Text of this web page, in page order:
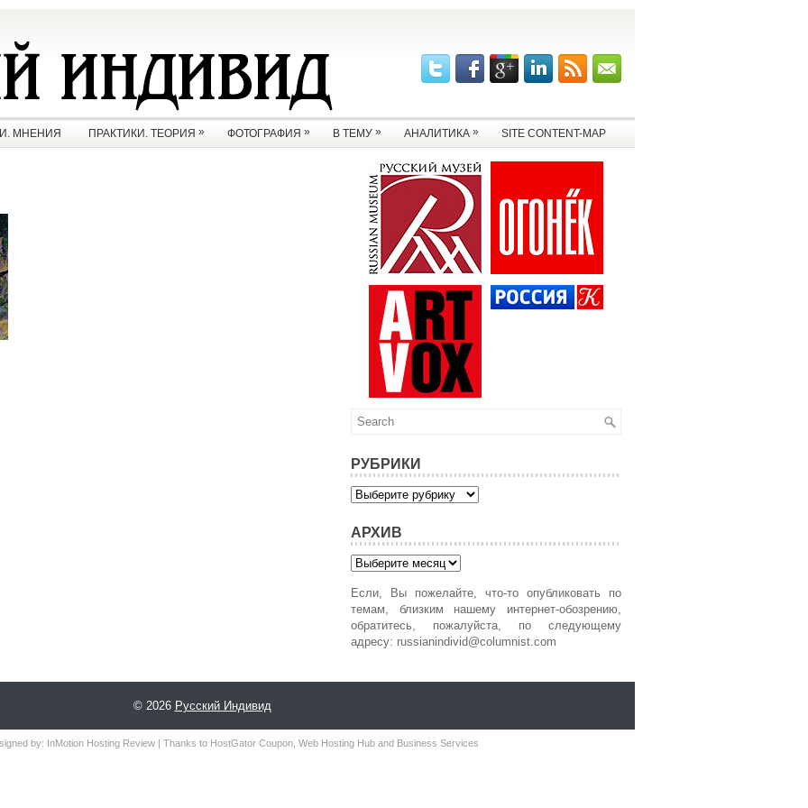
МНЕНИЯ ПРАКТИКИ. ТЕОРИЯ » ФОТОГРАФИЯ » В ТЕМУ » АНАЛИТИКА » SITE CONTENT-MAP
РУБРИКИ
Рубрики
АРХИВ
Архив
Если, Вы пожелайте, что-то опубликовать по
темам, близким нашему интернет-обозрению,
обратитесь, пожалуйста, по следующему
адресу: russianindivid@columnist.com
© 2026 Русский Индивид
by: InMotion Hosting Review| Thanks to HostGator Coupon, Web Hosting Huband Business Services